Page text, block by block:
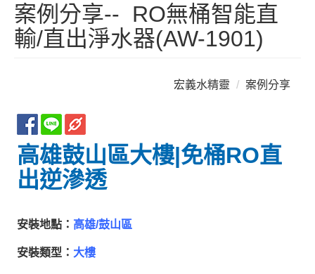
案例分享-- RO無桶智能直
輸/直出淨水器(AW-1901)
宏義水精靈 案例分享
高雄鼓山區大樓|免桶RO直
出逆滲透
安裝地點： 高雄/鼓山區
安裝類型： 大樓